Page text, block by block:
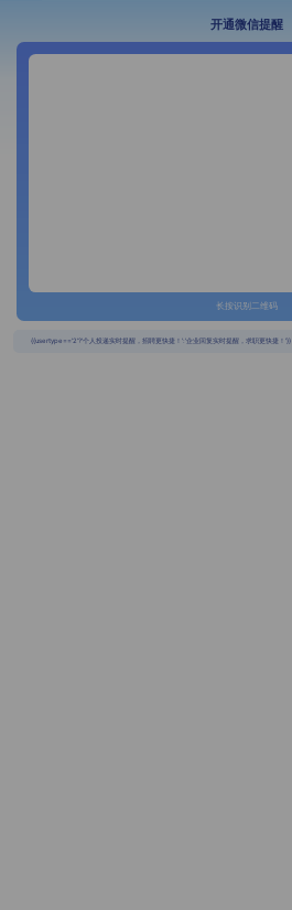
开通微信提醒
长按识别二维码
{{usertype=='2'?'个人投递实时提醒，招聘更快捷！':'企业回复实时提醒，求职更快捷！'}}